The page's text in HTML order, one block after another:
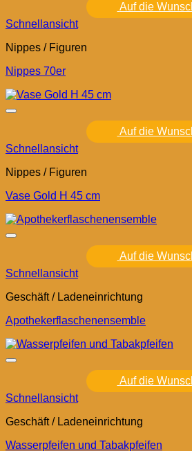
Auf die
Schnellansicht
Nippes / Figuren
Nippes 70er
Auf die
Schnellansicht
Nippes / Figuren
Vase Gold H 45 cm
Auf die
Schnellansicht
Geschäft / Ladeneinrichtung
Apothekerflaschenensemble
Auf die
Schnellansicht
Geschäft / Ladeneinrichtung
Wasserpfeifen und Tabakpfeifen